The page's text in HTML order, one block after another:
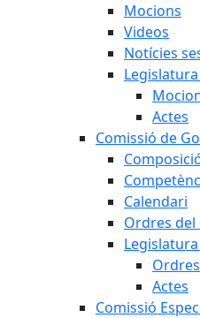
Mocions
Videos
Notícies
Actes
Comissió de
Calendari
Ordres del
Actes
Comissió